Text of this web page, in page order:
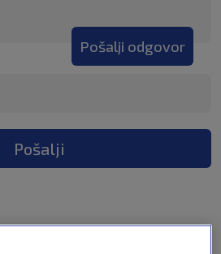
Pošalji odgovor
Pošalji